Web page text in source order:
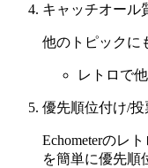
キャッチオール
他のトピックに
レトロで
優先順位付け/投
Echometerのレ
を簡単に優先順